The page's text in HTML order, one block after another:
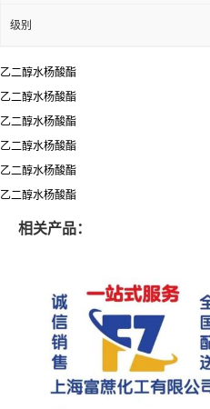
级别
乙二醇水杨酸酯
乙二醇水杨酸酯
乙二醇水杨酸酯
乙二醇水杨酸酯
乙二醇水杨酸酯
乙二醇水杨酸酯
相关产品：